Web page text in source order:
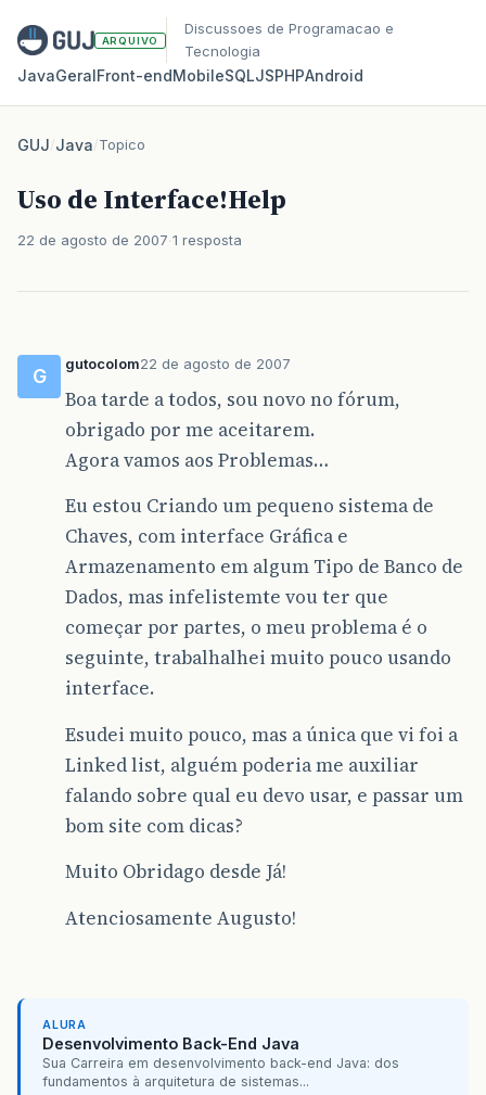
ARQUIVO
Discussoes de Programacao e
Tecnologia
JavaGeralFront‑endMobileSQLJSPHPAndroid
GUJ/Java/Topico
Uso de Interface!Help
22 de agosto de 2007 1 resposta
G
gutocolom22 de agosto de 2007
Boa tarde a todos, sou novo no fórum,
obrigado por me aceitarem.
Agora vamos aos Problemas…
Eu estou Criando um pequeno sistema de
Chaves, com interface Gráfica e
Armazenamento em algum Tipo de Banco de
Dados, mas infelistemte vou ter que
começar por partes, o meu problema é o
seguinte, trabalhalhei muito pouco usando
interface.
Esudei muito pouco, mas a única que vi foi a
Linked list, alguém poderia me auxiliar
falando sobre qual eu devo usar, e passar um
bom site com dicas?
Muito Obridago desde Já!
Atenciosamente Augusto!
ALURA
Desenvolvimento Back-End Java
Sua Carreira em desenvolvimento back-end Java: dos
fundamentos à arquitetura de sistemas...